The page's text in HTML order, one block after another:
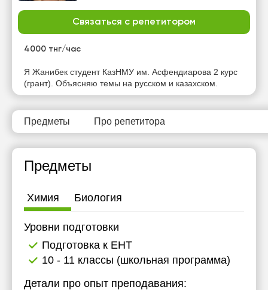
Связаться с репетитором
4000 тнг/час
Я Жанибек студент КазНМУ им. Асфендиарова 2 курс
(грант). Объясняю темы на русском и казахском.
Предметы Про репетитора
Предметы
Химия Биология
Уровни подготовки
Подготовка к ЕНТ
10 - 11 классы (школьная программа)
Детали про опыт преподавания:
пт
сб
15:00
15:30
16:00
17:00
18:00
15:00
15:30
16:00
17:00
18:00
14:00
14:30
15:00
17:00
18:00
14:00
14:30
17:00
18:00